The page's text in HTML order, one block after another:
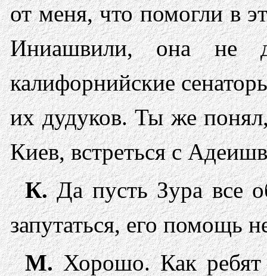
от меня, что помогли в
Иниашвили, она не
калифорнийские
их дудуков. Ты же
Киев, встреться с
К.Да пусть Зура все
запутаться, его помощь
М.Хорошо. Как ребят